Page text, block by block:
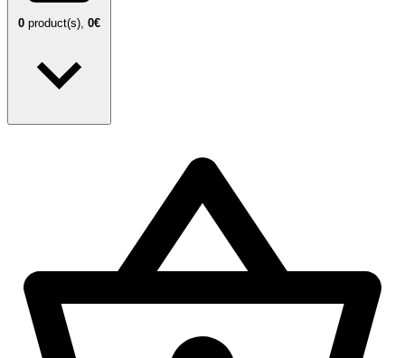
0 product(s), 0€